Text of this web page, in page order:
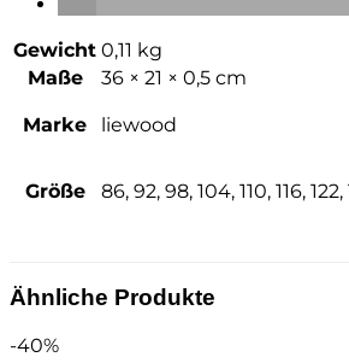
Gewicht 0,11 kg
Maße
36 × 21 × 0,5 cm
Marke liewood
Größe 86, 92, 98, 104, 110, 116, 122,
Ähnliche Produkte
-40%